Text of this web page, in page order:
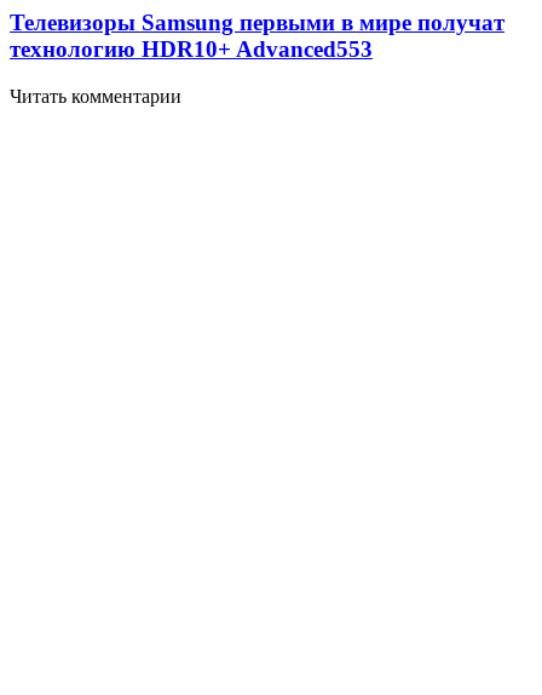
Телевизоры Samsung первыми в мире получат
технологию HDR10+ Advanced553
Читать комментарии